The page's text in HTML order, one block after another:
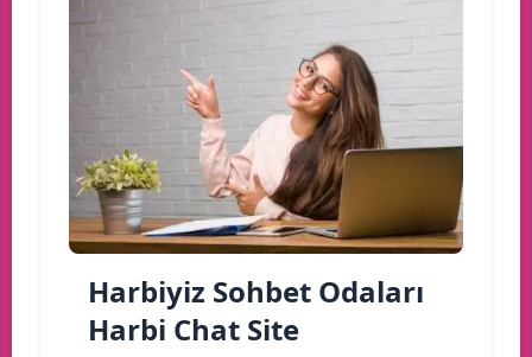
Harbiyiz Sohbet Odaları
Harbi Chat Site